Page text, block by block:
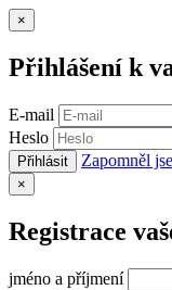
×
Přihlášení k
E-mail
Heslo
Přihlásit Zapomněl
×
Registrace
jméno a příjmení